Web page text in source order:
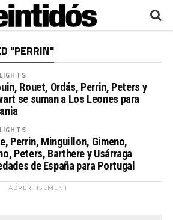
"PERRIN"
Rouet, Ordás, Perrin, Peters y
se suman a Los Leones para
Perrin, Minguillon, Gimeno,
Peters, Barthere y Usárraga
de España para Portugal
ADVERTISEMENT